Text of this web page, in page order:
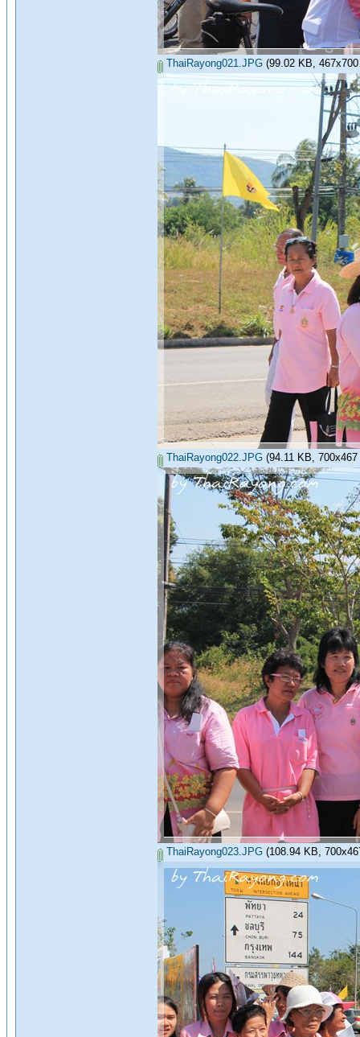
ThaiRayong021.JPG (99.02 KB,
ThaiRayong022.JPG (94.11 KB,
ThaiRayong023.JPG (108.94 KB,